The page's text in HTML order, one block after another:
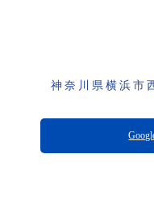
神奈川県横浜市